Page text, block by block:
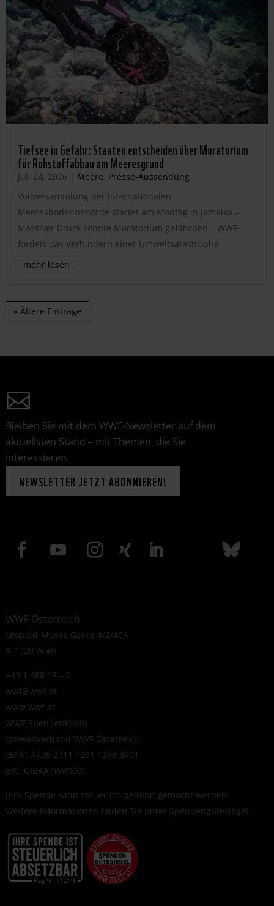
Tiefsee in Gefahr: Staaten entscheiden über Moratorium
für Rohstoffabbau am Meeresgrund
Juli 24, 2026 | Meere, Presse-Aussendung
Vollversammlung der internationalen
Meeresbodenbehörde startet am Montag in Jamaika –
Massiver Druck könnte Moratorium gefährden – WWF
fordert das Verhindern einer Umweltkatastrophe
mehr lesen
« Ältere Einträge
Bleiben Sie mit dem WWF-Newsletter auf dem
aktuellsten Stand – mit Themen, die Sie
interessieren.
NEWSLETTER JETZT ABONNIEREN!
WWF Österreich
Leopold-Moses-Gasse 4/2/40A
A-1020 Wien
+43 1 488 17 – 0
wwf@wwf.at
www.wwf.at
WWF Spendenkonto
Umweltverband WWF Österreich
IBAN: AT26 2011 1291 1268 3901
BIC: GIBAATWWXXX
Ihre Spende kann steuerlich geltend gemacht werden.
Weitere Informationen finden Sie unter Spendengütesiegel